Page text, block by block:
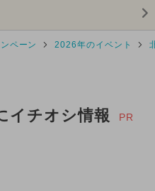
ペーン 2026年のイベント
イチオシ情報 PR